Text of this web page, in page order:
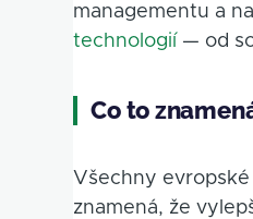
managementu a
technologií — od
Co to
Všechny
znamená, že